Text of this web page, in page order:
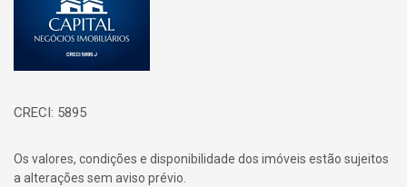
CRECI: 5895
Os valores, condições e disponibilidade dos imóveis estão sujeitos
a alterações sem aviso prévio.